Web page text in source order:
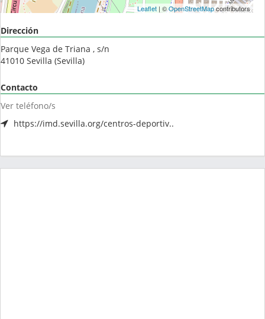
Leaflet| ©OpenStreetMapcontributors
Dirección
Parque Vega de Triana , s/n
41010 Sevilla (Sevilla)
Contacto
Ver teléfono/s
https://imd.sevilla.org/centros-deportiv..